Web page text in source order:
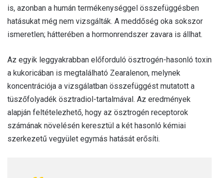
is, azonban a humán termékenységgel összefüggésben
hatásukat még nem vizsgálták. A meddőség oka sokszor
ismeretlen; hátterében a hormonrendszer zavara is állhat.
Az egyik leggyakrabban előforduló ösztrogén-hasonló toxin
a kukoricában is megtalálható Zearalenon, melynek
koncentrációja a vizsgálatban összefüggést mutatott a
tüszőfolyadék ösztradiol-tartalmával. Az eredmények
alapján feltételezhető, hogy az ösztrogén receptorok
számának növelésén keresztül a két hasonló kémiai
szerkezetű vegyület egymás hatását erősíti.